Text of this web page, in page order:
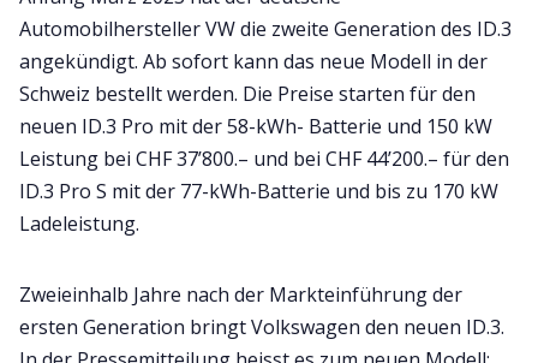
Automobilhersteller VW die zweite Generation des ID.3
angekündigt. Ab sofort kann das neue Modell in der
Schweiz bestellt werden. Die Preise starten für den
neuen ID.3 Pro mit der 58-kWh- Batterie und 150 kW
Leistung bei CHF 37’800.– und bei CHF 44’200.– für den
ID.3 Pro S mit der 77-kWh-Batterie und bis zu 170 kW
Ladeleistung.
Zweieinhalb Jahre nach der Markteinführung der
ersten Generation bringt Volkswagen den neuen ID.3.